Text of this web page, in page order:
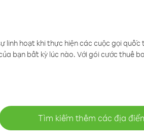
hoạt khi thực hiện các cuộc gọi
bạn bất kỳ lúc nào. Với gói cước thuê
Tìm kiếm thêm các địa